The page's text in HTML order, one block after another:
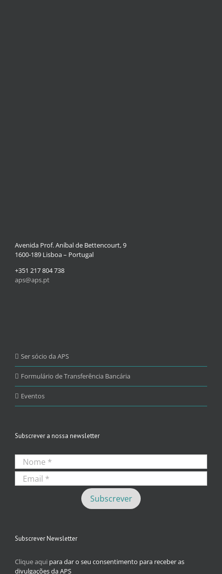
Avenida Prof. Aníbal de Bettencourt, 9
1600-189 Lisboa – Portugal
+351 217 804 738
aps@aps.pt
Ser sócio da APS
Formulário de Transferência Bancária
Eventos
Subscrever a nossa newsletter
Subscrever Newsletter
Clique aqui para dar o seu consentimento para receber as
divulgações da APS